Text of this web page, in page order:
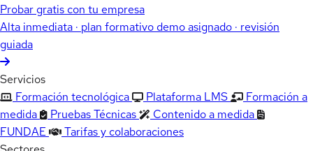
Probar gratis con tu empresa
Alta inmediata · plan formativo demo asignado · revisión
guiada
Servicios
Formación tecnológica
Plataforma LMS
Formación a
medida
Pruebas Técnicas
Contenido a medida
FUNDAE
Tarifas y colaboraciones